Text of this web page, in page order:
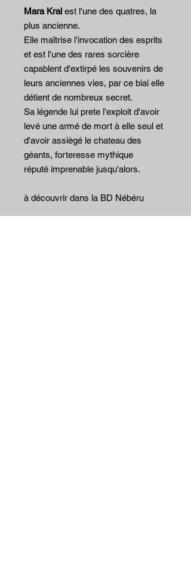
Mara Kral est l'une des quatres, la
plus ancienne.
Elle maîtrise l'invocation des esprits
et est l'une des rares sorcière
capablent d'extirpé les souvenirs de
leurs anciennes vies, par ce biai elle
détient de nombreux secret.
Sa légende lui prete l'exploit d'avoir
levé une armé de mort à elle seul et
d'avoir assiègé le chateau des
géants, forteresse mythique
réputé imprenable jusqu'alors.
à découvrir dans la BD Nébéru